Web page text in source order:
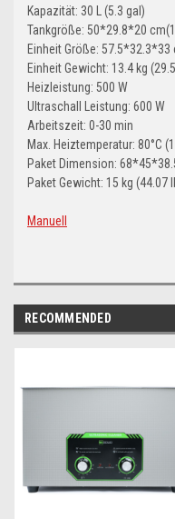
Kapazität: 30 L (5.3 gal)
Tankgröße: 50*29.8*20
Einheit Größe:
Einheit Gewicht: 13.4 kg
Heizleistung: 500 W
Ultraschall Leistung: 600 W
Arbeitszeit: 0-30 min
Max. Heiztemperatur: 80°C
Paket Dimension:
Paket Gewicht: 15 kg (44.07
Manuell
RECOMMENDED